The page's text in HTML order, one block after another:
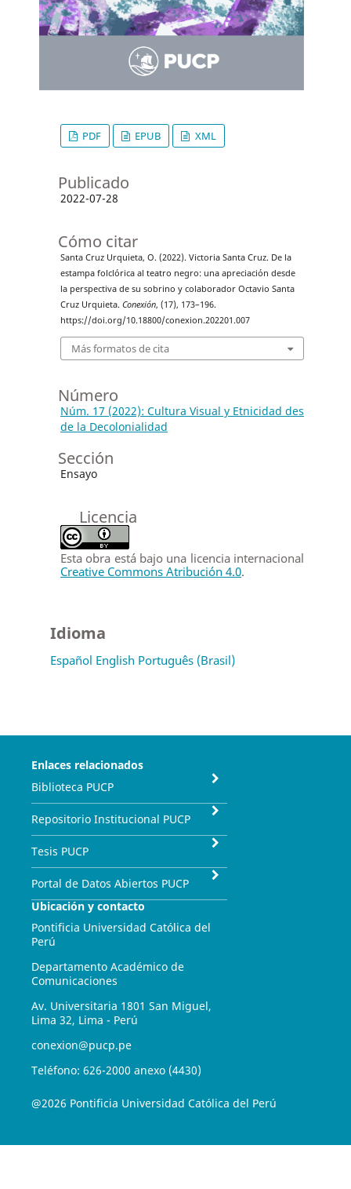
PDF EPUB XML
Publicado
2022-07-28
Cómo citar
Santa Cruz Urquieta, O. (2022). Victoria Santa Cruz. De la
estampa folclórica al teatro negro: una apreciación desde
la perspectiva de su sobrino y colaborador Octavio Santa
Cruz Urquieta. Conexión, (17), 173–196.
https://doi.org/10.18800/conexion.202201.007
Más formatos de cita
Número
Núm. 17 (2022): Cultura Visual y Etnicidad des
de la Decolonialidad
Sección
Ensayo
Licencia
Esta obra está bajo una licencia internacional
Creative Commons Atribución 4.0.
Idioma
Español English Português (Brasil)
Enlaces relacionados
Biblioteca PUCP
Repositorio Institucional PUCP
Tesis PUCP
Portal de Datos Abiertos PUCP
Ubicación y contacto
Pontificia Universidad Católica del
Perú
Departamento Académico de
Comunicaciones
Av. Universitaria 1801 San Miguel,
Lima 32, Lima - Perú
conexion@pucp.pe
Teléfono: 626-2000 anexo (4430)
@2026 Pontificia Universidad Católica del Perú